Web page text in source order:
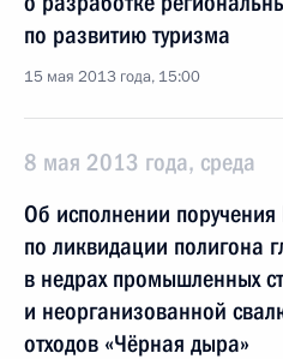
по развитию туризма
15 мая 2013 года, 15:00
8 мая 2013 года, среда
Об исполнении поручения
по ликвидации полигона
в недрах промышленных
и неорганизованной
отходов «Чёрная дыра»